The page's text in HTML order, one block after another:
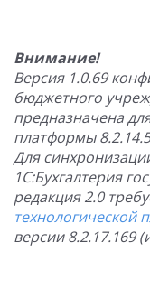
Внимание!
Версия 1.0.69
бюджетного
предназначена
платформы
Для
1С:Бухгалтерия
редакция 2.0
технологической
версии 8.2.17.169